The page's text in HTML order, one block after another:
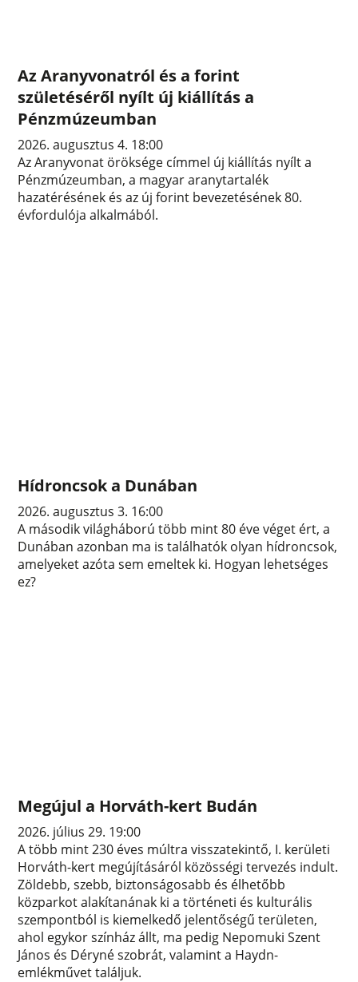
Az Aranyvonatról és a forint
születéséről nyílt új kiállítás a
Pénzmúzeumban
2026. augusztus 4. 18:00
Az Aranyvonat öröksége címmel új kiállítás nyílt a
Pénzmúzeumban, a magyar aranytartalék
hazatérésének és az új forint bevezetésének 80.
évfordulója alkalmából.
Hídroncsok a Dunában
2026. augusztus 3. 16:00
A második világháború több mint 80 éve véget ért, a
Dunában azonban ma is találhatók olyan hídroncsok,
amelyeket azóta sem emeltek ki. Hogyan lehetséges
ez?
Megújul a Horváth-kert Budán
2026. július 29. 19:00
A több mint 230 éves múltra visszatekintő, I. kerületi
Horváth-kert megújításáról közösségi tervezés indult.
Zöldebb, szebb, biztonságosabb és élhetőbb
közparkot alakítanának ki a történeti és kulturális
szempontból is kiemelkedő jelentőségű területen,
ahol egykor színház állt, ma pedig Nepomuki Szent
János és Déryné szobrát, valamint a Haydn-
emlékművet találjuk.